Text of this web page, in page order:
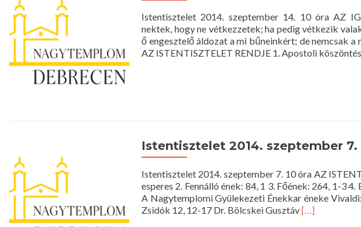
Istentisztelet 2014. szeptember 14. 10 óra AZ
nektek, hogy ne vétkezzetek; ha pedig vétkezik
ő engesztelő áldozat a mi bűneinkért; de nemcsak a
AZ ISTENTISZTELET RENDJE 1. Apostoli köszöntés
Istentisztelet 2014. szeptember 7.
Istentisztelet 2014. szeptember 7. 10 óra AZ
esperes 2. Fennálló ének: 84, 1 3. Főének: 264, 1-3
A Nagytemplomi Gyülekezeti Énekkar éneke
Zsidók 12, 12-17 Dr. Bölcskei GusztávRead
[…]